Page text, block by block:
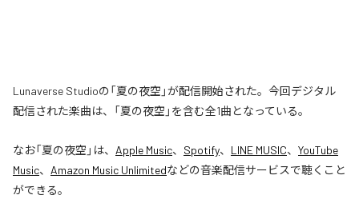
Lunaverse Studioの「夏の夜空」が配信開始された。今回デジタル
配信された楽曲は、「夏の夜空」を含む全1曲となっている。
なお「夏の夜空 」は、 Apple Music、 Spotify、 LINE MUSIC、 YouTube
Music、 Amazon Music Unlimitedなどの音楽配信サービスで聴くこと
ができる。